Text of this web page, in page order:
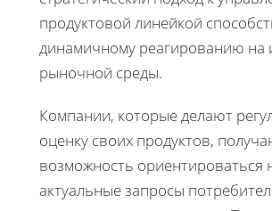
продуктовой линейкой
динамичному реагированию на
рыночной среды.
Компании, которые делают
оценку своих продуктов,
возможность ориентироваться
актуальные запросы